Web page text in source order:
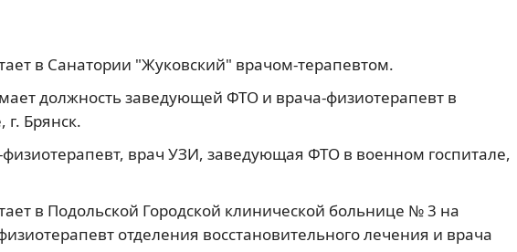
в Санатории "Жуковский" врачом-терапевтом.
должность заведующей ФТО и врача-физиотерапевт в
г. Брянск.
физиотерапевт, врач УЗИ, заведующая ФТО в военном госпитале,
в Подольской Городской клинической больнице № 3 на
отделения восстановительного лечения и врача